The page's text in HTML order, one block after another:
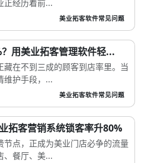
正经历着前...
美业拓客软件常见问题
用美业拓客管理软件轻...
在不到三成的顾客到店率里。当
维护手段，...
美业拓客软件常见问题
拓客营销系统锁客率升80%
点，正成为美业门店必争的流量
、餐厅、美...